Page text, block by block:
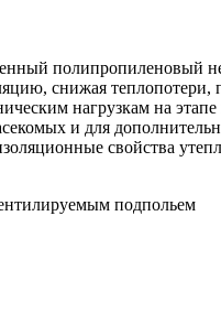
полипропиленовый
снижая теплопотери,
нагрузкам на
и для
свойства
подпольем